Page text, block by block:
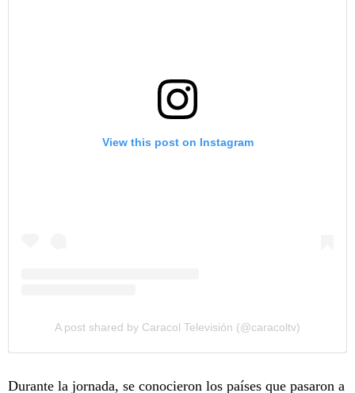
View this post on Instagram
A post shared by Caracol Televisión (@caracoltv)
Durante la jornada, se conocieron los países que pasaron a